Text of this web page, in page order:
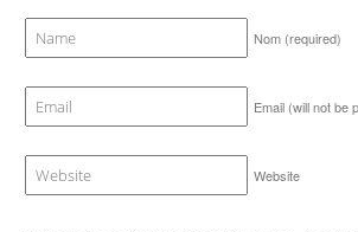
Nom (required)
Email (will not be
Website